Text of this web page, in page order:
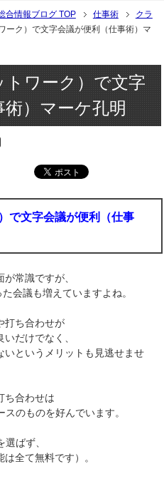
合情報ブログ TOP 仕事術
クラ
ーク）で文字会議が便利（仕事術）マ
トワーク）で文字
）マーケ孔明
で文字会議が便利（仕事
常識ですが、
会議も増えていますよね。
打ち合わせが
だけでなく、
いというメリットも見逃せませ
ち合わせは
のものを好んでいます。
ばず、
全て無料です）。